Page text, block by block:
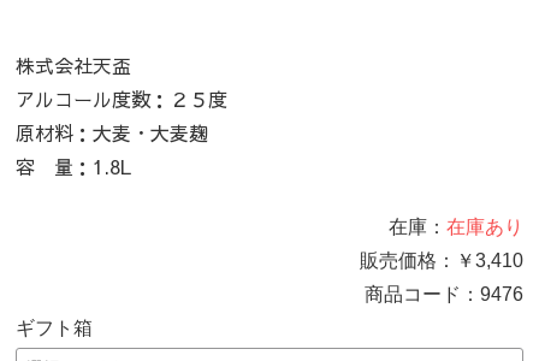
株式会社天盃
アルコール度数：２５度
原材料：大麦・大麦麹
容 量：1.8L
在庫： 在庫あり
販売価格：
￥3,410
商品コード： 9476
ギフト箱